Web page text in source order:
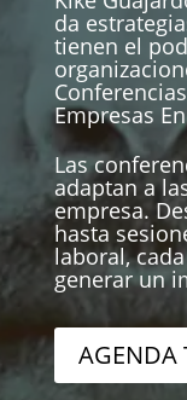
da
tienen el
Empresas
Las
adaptan a
empresa.
hasta
laboral,
generar un
AGENDA